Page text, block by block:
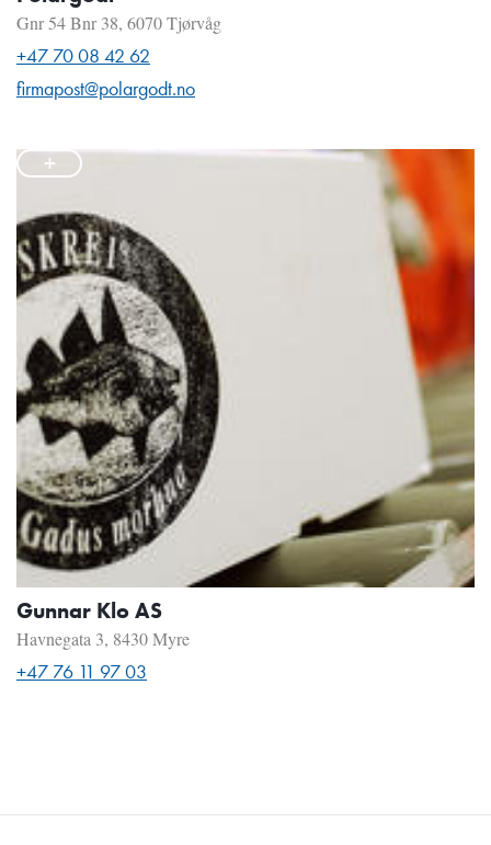
Gnr 54 Bnr 38, 6070 Tjørvåg
+47 70 08 42 62
firmapost@polargodt.no
+
Gunnar Klo AS
Havnegata 3, 8430 Myre
+47 76 11 97 03